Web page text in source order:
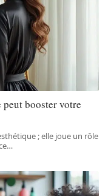
booster votre
; elle joue un rôle
…